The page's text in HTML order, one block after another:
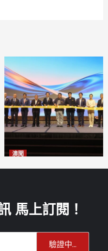
澳聞
馬上訂閱！